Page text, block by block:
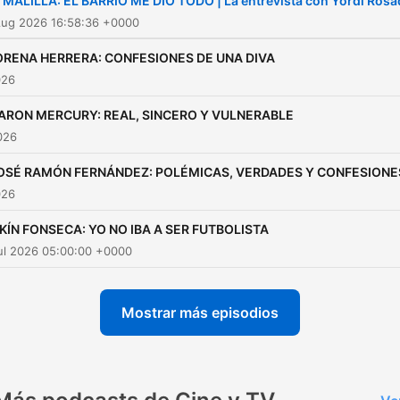
2026 16:58:36 +0000
HERRERA: CONFESIONES DE UNA DIVA
MERCURY: REAL, SINCERO Y VULNERABLE
RAMÓN FERNÁNDEZ: POLÉMICAS, VERDADES Y
FONSECA: YO NO IBA A SER FUTBOLISTA
2026 05:00:00 +0000
Mostrar más episodios